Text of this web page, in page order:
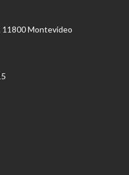
11800 Montevideo